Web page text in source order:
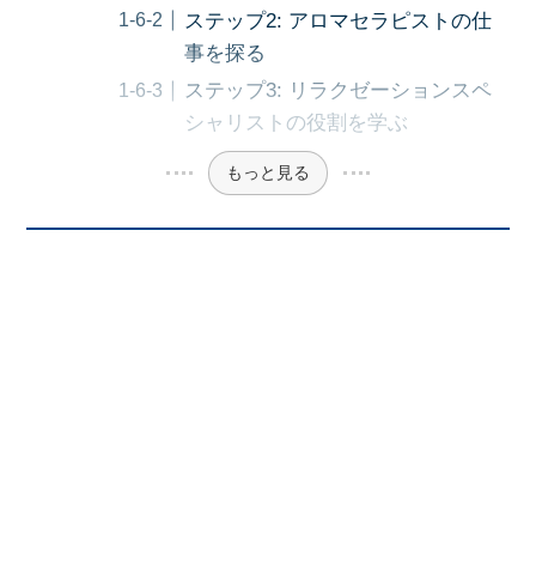
ステップ2: アロマセラピストの仕
事を探る
ステップ3: リラクゼーションスペ
シャリストの役割を学ぶ
もっと見る